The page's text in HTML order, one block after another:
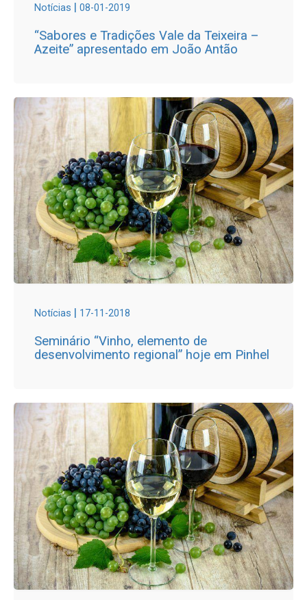
Notícias | 08-01-2019
“Sabores e Tradições Vale da Teixeira –
Azeite” apresentado em João Antão
Notícias | 17-11-2018
Seminário “Vinho, elemento de
desenvolvimento regional” hoje em Pinhel